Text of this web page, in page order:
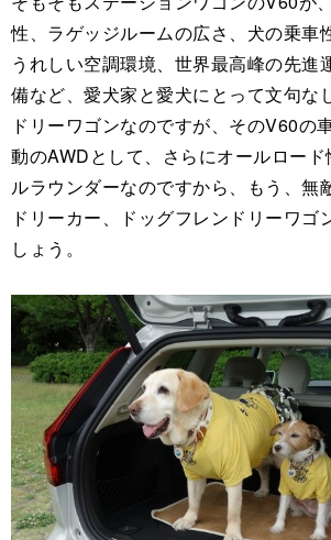
性、ラゲッジルームの広さ、犬の乗車
うれしい空調環境、世界最高峰の先進
備など、愛犬家と愛犬にとって文句な
ドリーワゴンなのですが、そのV60の
動のAWDとして、さらにオールロー
ルラウンダーなのですから、もう、無
ドリーカー、ドッグフレンドリーワゴ
しょう。